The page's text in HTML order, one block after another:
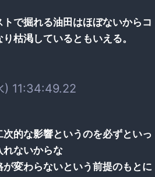
トで掘れる油田はほぼないからコ
枯渇しているともいえる。
) 11:34:49.22
的な影響というのを必ずといっ
れないからな
変わらないという前提のもとに